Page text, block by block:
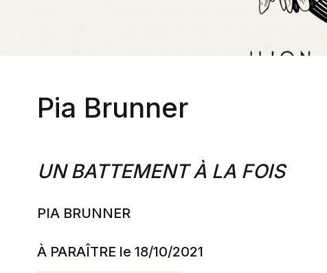
Pia Brunner
UN BATTEMENT À LA FOIS
PIA BRUNNER
À PARAÎTRE le 18/10/2021